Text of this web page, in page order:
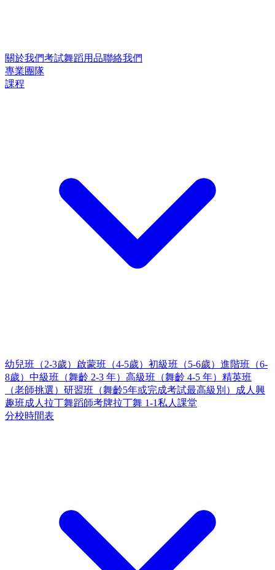
關於我們考試舞蹈用品聯絡我們
專業團隊
課程
幼兒班（2-3歲） 啟蒙班（4-5歲） 初級班（5-6歲） 進階班（6-
8歲） 中級班（舞齡 2-3 年） 高級班（舞齡 4-5 年） 精英班
（老師挑選） 研習班（舞齡5年或完成考試最高級別）
成人興
趣班成人拉丁舞蹈師考牌拉丁舞 1-1私人課堂
分校時間表